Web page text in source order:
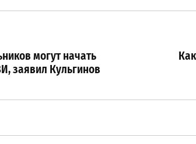
могут начать
заявил Кульгинов